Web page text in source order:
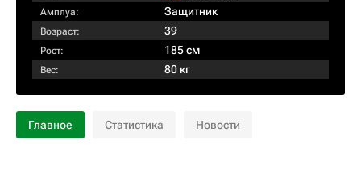
Амплуа: Защитник
Возраст: 39
Рост: 185 см
Вес: 80 кг
Главное Статистика Новости